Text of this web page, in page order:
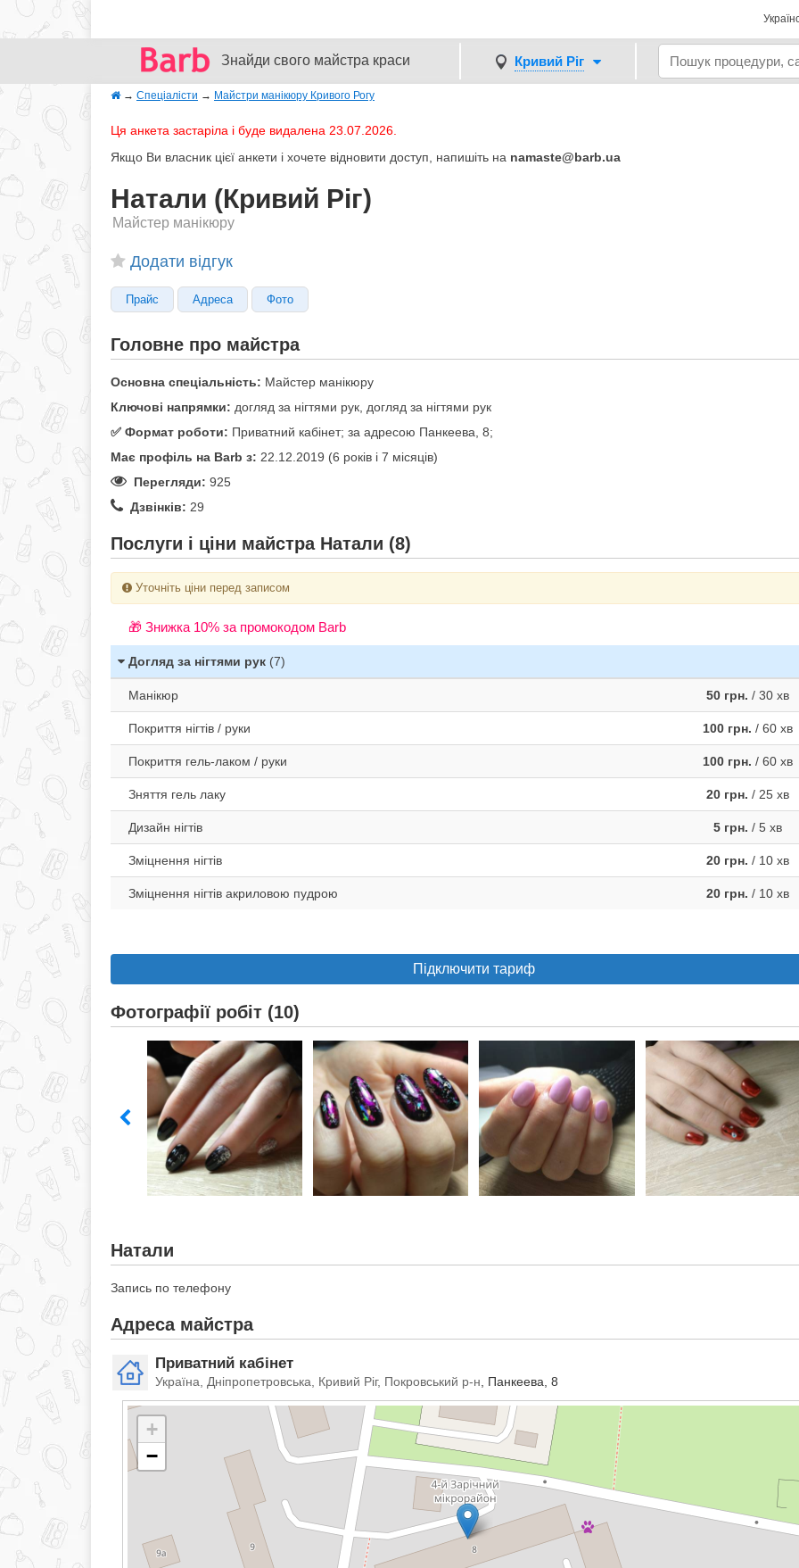
Знайди свого майстра краси Кривий Ріг
→ Спеціалісти → Майстри манікюру Кривого Рогу
Ця анкета застаріла і буде видалена 23.07.2026.
Якщо Ви власник цієї анкети і хочете відновити доступ, напишіть на namaste@barb.ua
Натали (Кривий Ріг)
Майстер манікюру
Додати відгук
Прайс Адреса Фото
Головне про майстра
Основна спеціальність: Майстер манікюру
Ключові напрямки: догляд за нігтями рук, догляд за нігтями рук
✅️ Формат роботи: Приватний кабінет; за адресою Панкеева, 8;
Має профіль на Barb з: 22.12.2019 (6 років i 7 місяців)
Перегляди: 925
Дзвінків: 29
Послуги і ціни майстра Натали (8)
Уточніть ціни перед записом
🎁 Знижка 10% за промокодом Barb
Догляд за нігтями рук (7)
Манікюр 50 грн. / 30 хв
Покриття нігтів / руки 100 грн. / 60 хв
Покриття гель-лаком / руки 100 грн. / 60 хв
Зняття гель лаку 20 грн. / 25 хв
Дизайн нігтів 5 грн. / 5 хв
Зміцнення нігтів 20 грн. / 10 хв
Зміцнення нігтів акриловою пудрою 20 грн. / 10 хв
Підключити тариф
Фотографії робіт (10)
Натали
Запись по телефону
Адреса майстра
Приватний кабінет
Україна, Дніпропетровська, Кривий Ріг, Покровський р-н, Панкеева, 8
+
−